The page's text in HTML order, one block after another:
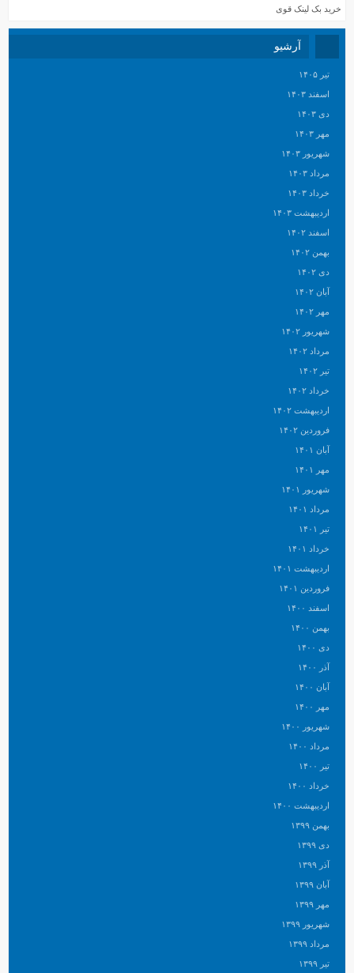
خرید بک لینک قوی
آرشیو
تیر ۱۴۰۵
اسفند ۱۴۰۳
دی ۱۴۰۳
مهر ۱۴۰۳
شهریور ۱۴۰۳
مرداد ۱۴۰۳
خرداد ۱۴۰۳
اردیبهشت ۱۴۰۳
اسفند ۱۴۰۲
بهمن ۱۴۰۲
دی ۱۴۰۲
آبان ۱۴۰۲
مهر ۱۴۰۲
شهریور ۱۴۰۲
مرداد ۱۴۰۲
تیر ۱۴۰۲
خرداد ۱۴۰۲
اردیبهشت ۱۴۰۲
فروردین ۱۴۰۲
آبان ۱۴۰۱
مهر ۱۴۰۱
شهریور ۱۴۰۱
مرداد ۱۴۰۱
تیر ۱۴۰۱
خرداد ۱۴۰۱
اردیبهشت ۱۴۰۱
فروردین ۱۴۰۱
اسفند ۱۴۰۰
بهمن ۱۴۰۰
دی ۱۴۰۰
آذر ۱۴۰۰
آبان ۱۴۰۰
مهر ۱۴۰۰
شهریور ۱۴۰۰
مرداد ۱۴۰۰
تیر ۱۴۰۰
خرداد ۱۴۰۰
اردیبهشت ۱۴۰۰
بهمن ۱۳۹۹
دی ۱۳۹۹
آذر ۱۳۹۹
آبان ۱۳۹۹
مهر ۱۳۹۹
شهریور ۱۳۹۹
مرداد ۱۳۹۹
تیر ۱۳۹۹